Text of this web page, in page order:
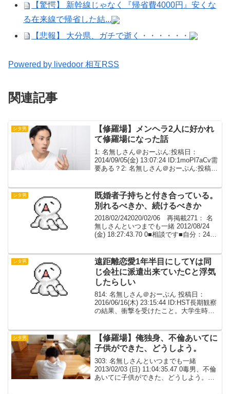
【驚愕】 新幹線じゃなく『帰省費4000円』安くな
る在来線で帰省した結...
【悲報】 大分県、ガチで逝く・・・・・・
Powered by livedoor 相互RSS
関連記事
シタ男
【修羅場】メンヘラ2人に好かれ
て修羅場になった話
1: 名無しさん＠おーぷん:投稿日：
2014/09/05(金) 13:07:24 ID:1moPl7aCv需
要ある？2: 名無しさん＠おーぷん:投稿
シタ男
既婚者子持ちと付き合っている。
別れるべきか、続けるべきか
2018/02/242020/02/06 再掲載271： 名
無しさんといつまでも一緒 2012/08/24
(金) 18:27:43.70 0■相談です■自分：24歳
と...
シタ男
遠距離恋愛1年半目にしてYは同
じ会社に派遣出来ていたCと浮気
したらしい
814: 名無しさん＠おーぷん 投稿日：
2016/06/16(木) 23:15:44 ID:HST長期観察
の結果、衝撃を受けたこと。大学生時代
大にエスカレーター式で進学...
シタ男
【修羅場】俺独身、不倫あいてに
子供ができた、どうしよう。
303: 名無しさんといつまでも一緒
2013/02/03 (日) 11:04:35.47 0毒男、不倫
あいてに子供ができた、どうしよう。